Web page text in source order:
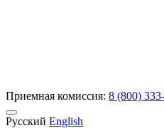
Приемная комиссия: 8 (800)
Русский English